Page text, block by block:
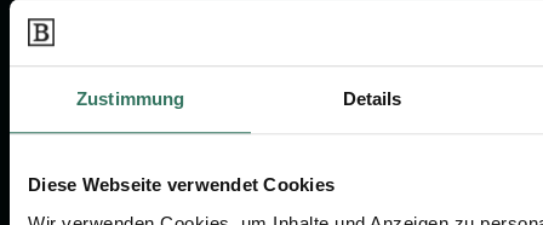
Zustimmung Details
Diese Webseite verwendet Cookies
Für Bestatter
KONTAKTIEREN SIE UNS
030-75437515